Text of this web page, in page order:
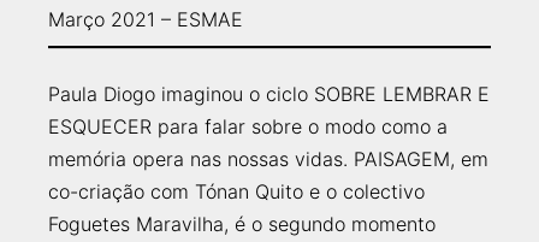
Março 2021 – ESMAE
Paula Diogo imaginou o ciclo SOBRE LEMBRAR E
ESQUECER para falar sobre o modo como a
memória opera nas nossas vidas. PAISAGEM, em
co-criação com Tónan Quito e o colectivo
Foguetes Maravilha, é o segundo momento